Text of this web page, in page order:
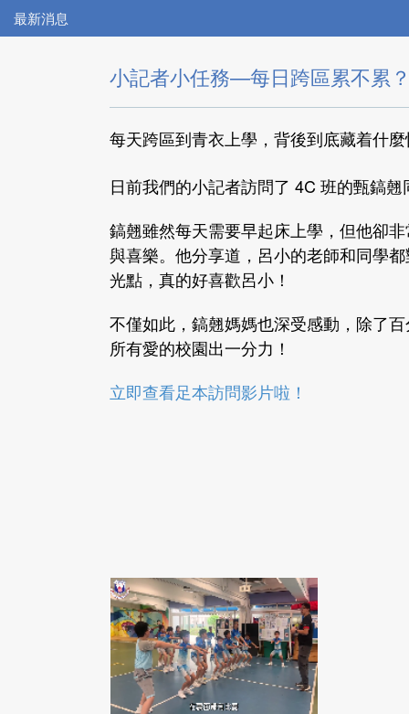
最新消息
小記者小任務—每日跨區累不累
每天跨區到青衣上學，背後到底藏着什
日前我們的小記者訪問了 4C 班的甄鎬翹
鎬翹雖然每天需要早起床上學，但他卻
與喜樂。他分享道，呂小的老師和同學
光點，真的好喜歡呂小！
不僅如此，鎬翹媽媽也深受感動，除了
所有愛的校園出一分力！
立即查看足本訪問影片啦！